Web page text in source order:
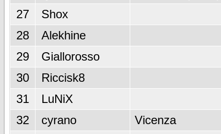
27
Shox
28
Alekhine
29
Giallorosso
30
Riccisk8
31
LuNiX
32
cyrano
Vicenza